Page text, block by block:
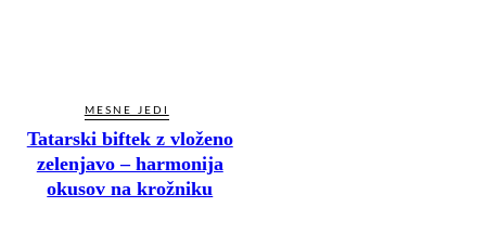
MESNE JEDI
Tatarski biftek z vloženo
zelenjavo – harmonija
okusov na krožniku